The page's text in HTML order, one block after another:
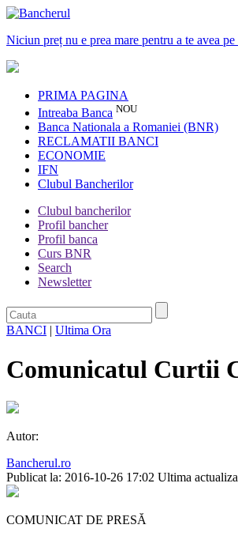
Niciun preț nu e prea mare pentru a te avea
PRIMA PAGINA
Intreaba Banca NOU
Banca Nationala a Romaniei (BNR)
RECLAMATII BANCI
ECONOMIE
IFN
Clubul Bancherilor
Clubul bancherilor
Profil bancher
Profil banca
Curs BNR
Search
Newsletter
BANCI | Ultima Ora
Comunicatul Curtii
Autor:
Bancherul.ro
Publicat la: 2016-10-26 17:02 Ultima
COMUNICAT DE PRESĂ